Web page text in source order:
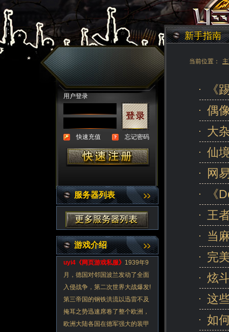
用户登录
忘记密码
快速充值
服务器列表
游戏介绍
uyi4《网页游戏私服》 1939年9
月，德国对邻国波兰发动了全面
入侵战争，第二次世界大战爆发!
第三帝国的钢铁洪流以迅雷不及
掩耳之势迅速席卷了整个欧洲，
欧洲大陆各国在德军强大的装甲
新手指南
当前位置：
《
偶
大
仙
网
《
王
当
完
炫
这
如